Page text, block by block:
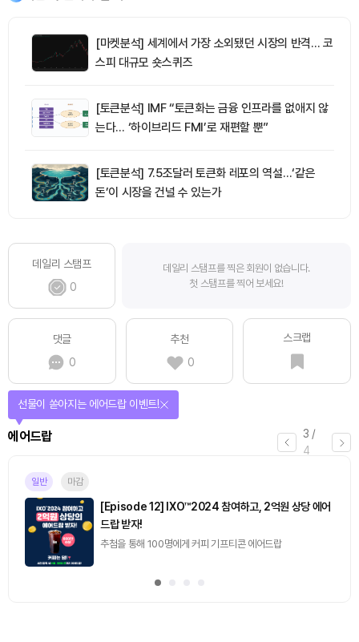
[마켓분석] 세계에서 가장 소외됐던 시장의 반격… 코
스피 대규모 숏스퀴즈
[토큰분석] IMF “토큰화는 금융 인프라를 없애지 않
는다… ‘하이브리드 FMI’로 재편할 뿐”
[토큰분석] 7.5조달러 토큰화 레포의 역설…‘같은
돈’이 시장을 건널 수 있는가
데일리 스탬프
0
데일리 스탬프를 찍은 회원이 없습니다.
첫 스탬프를 찍어 보세요!
댓글
0
추천
0
스크랩
3 /
4
에어드랍
선물이 쏟아지는 에어드랍 이벤트!
일반 마감
[Episode 12] IXO™2024 참여하고, 2억원 상당 에어
드랍 받자!
추첨을 통해 100명에게 커피 기프티콘 에어드랍